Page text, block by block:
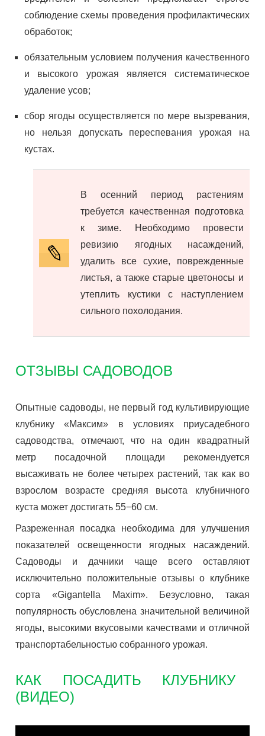
соблюдение схемы проведения профилактических
обработок;
обязательным условием получения качественного
и высокого урожая является систематическое
удаление усов;
сбор ягоды осуществляется по мере вызревания,
но нельзя допускать переспевания урожая на
кустах.
В осенний период растениям
требуется качественная подготовка
к зиме. Необходимо провести
ревизию ягодных насаждений,
удалить все сухие, поврежденные
листья, а также старые цветоносы и
утеплить кустики с наступлением
сильного похолодания.
ОТЗЫВЫ САДОВОДОВ
Опытные садоводы, не первый год культивирующие
клубнику «Максим» в условиях приусадебного
садоводства, отмечают, что на один квадратный
метр посадочной площади рекомендуется
высаживать не более четырех растений, так как во
взрослом возрасте средняя высота клубничного
куста может достигать 55−60 см.
Разреженная посадка необходима для улучшения
показателей освещенности ягодных насаждений.
Садоводы и дачники чаще всего оставляют
исключительно положительные отзывы о клубнике
сорта «Gigantella Maxim». Безусловно, такая
популярность обусловлена значительной величиной
ягоды, высокими вкусовыми качествами и отличной
транспортабельностью собранного урожая.
КАК ПОСАДИТЬ КЛУБНИКУ
(ВИДЕО)